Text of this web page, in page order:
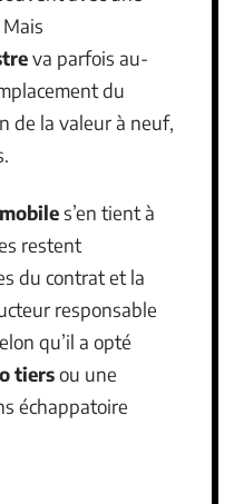
va parfois au-
du
de la valeur à neuf,
s’en tient à
restent
du contrat et la
responsable
qu’il a opté
tiersou une
échappatoire